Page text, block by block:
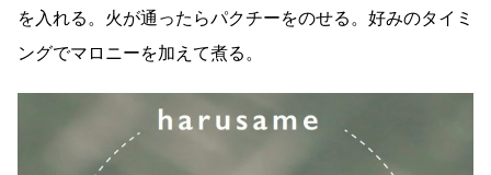
を入れる。火が通ったらパクチーをのせる。好みのタイミ
ングでマロニーを加えて煮る。